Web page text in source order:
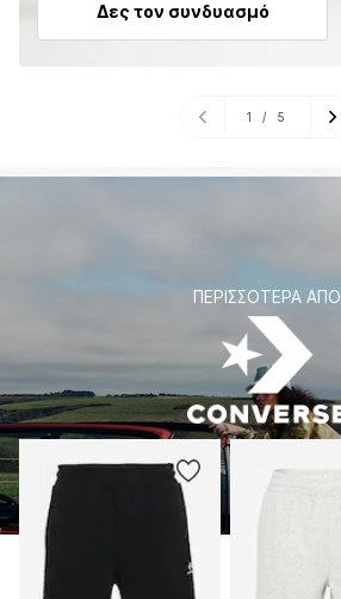
Δες τον συνδυασμό
1 / 5
ΠΕΡΙΣΣΌΤΕΡΑ ΑΠΌ